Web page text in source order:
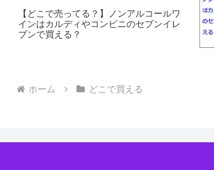
【どこで売ってる？】ノンアルコールワ
インはカルディやコンビニのセブンイレ
ブンで買える？
ホーム どこで買える